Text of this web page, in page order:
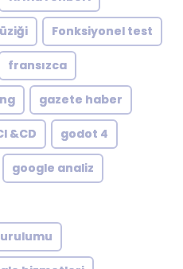
Fonksiyonel test
fransızca
gazete haber
&CD godot 4
google analiz